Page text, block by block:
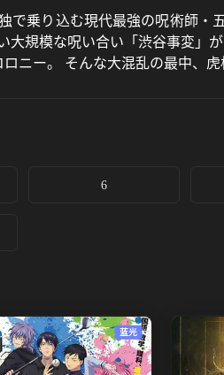
で乗り込む現代最強の呪術師・
大規模な呪い合い「渋谷事変」
ニー。 そんな大混乱の最中、虎
6
蓝光